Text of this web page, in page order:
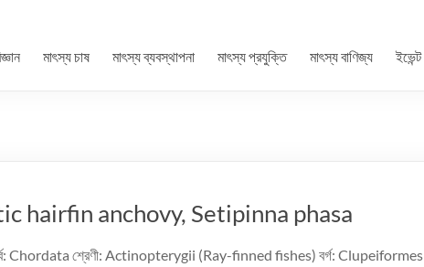
মাৎস্য চাষ মাৎস্য ব্যবস্থাপনা মাৎস্য প্রযুক্তি মাৎস্য বাণিজ্য ইভেন্ট
hairfin anchovy, Setipinna phasa
Chordata শ্রেণী: Actinopterygii (Ray-finned fishes) বর্গ: Clupeiformes